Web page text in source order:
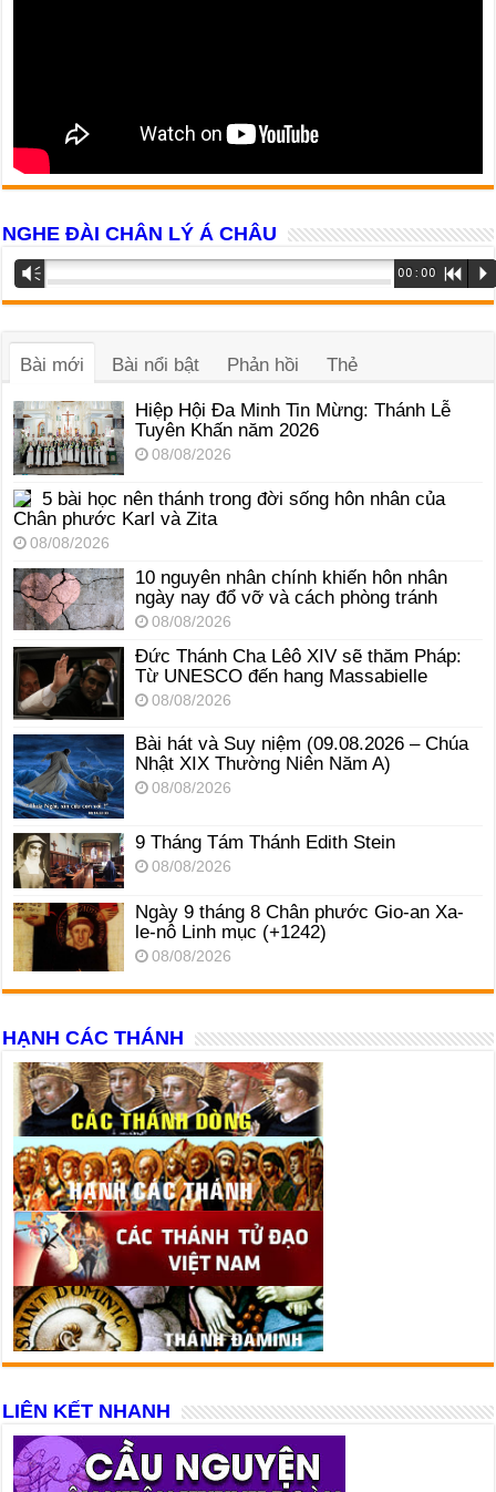
NGHE ĐÀI CHÂN LÝ Á CHÂU
Trình
phát
âm
Vm 00:00 R P
Bài mới Bài nổi bật Phản hồi Thẻ
Hiệp Hội Đa Minh Tin Mừng: Thánh Lễ
Tuyên Khấn năm 2026
08/08/2026
5 bài học nên thánh trong đời sống hôn nhân của
Chân phước Karl và Zita
08/08/2026
10 nguyên nhân chính khiến hôn nhân
ngày nay đổ vỡ và cách phòng tránh
08/08/2026
Đức Thánh Cha Lêô XIV sẽ thăm Pháp:
Từ UNESCO đến hang Massabielle
08/08/2026
Bài hát và Suy niệm (09.08.2026 – Chúa
Nhật XIX Thường Niên Năm A)
08/08/2026
9 Tháng Tám Thánh Edith Stein
08/08/2026
Ngày 9 tháng 8 Chân phước Gio-an Xa-
le-nô Linh mục (+1242)
08/08/2026
HẠNH CÁC THÁNH
LIÊN KẾT NHANH